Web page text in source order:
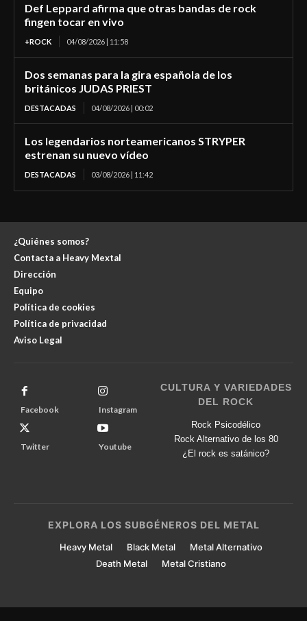
Def Leppard afirma que otras bandas de rock
fingen tocar en vivo
+ROCK 04/08/2026 | 11:58
Dos semanas para la gira española de los
británicos JUDAS PRIEST
DESTACADAS 04/08/2026 | 00:02
Los legendarios norteamericanos STRYPER
estrenan su nuevo vídeo
DESTACADAS 03/08/2026 | 11:42
¿Quiénes somos?
Contacta a Heavy Mextal
Dirección
Equipo
Política de cookies
Política de privacidad
Aviso Legal
Facebook Instagram
Twitter Youtube
CULTURA Y VARIEDADES
DEL ROCK
Rock Psicodélico
Rock Alternativo de los 80
¿El rock es satánico?
EXPLORA LOS SUBGÉNEROS DEL METAL
Heavy Metal Black Metal
Metal Alternativo
Death Metal
Metal Cristiano